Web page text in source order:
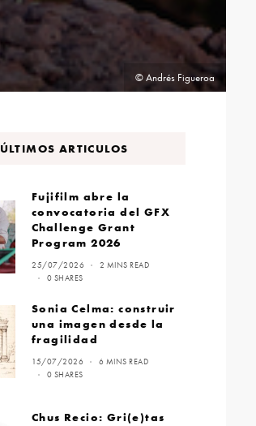
© Andrés Figueroa
ÚLTIMOS ARTICULOS
Fujifilm abre la
convocatoria del GFX
Challenge Grant
Program 2026
25/07/2026
2 MINS READ
0 SHARES
Sonia Celma: construir
una imagen desde la
fragilidad
15/07/2026
6 MINS READ
0 SHARES
Chus Recio: Gri(e)tas